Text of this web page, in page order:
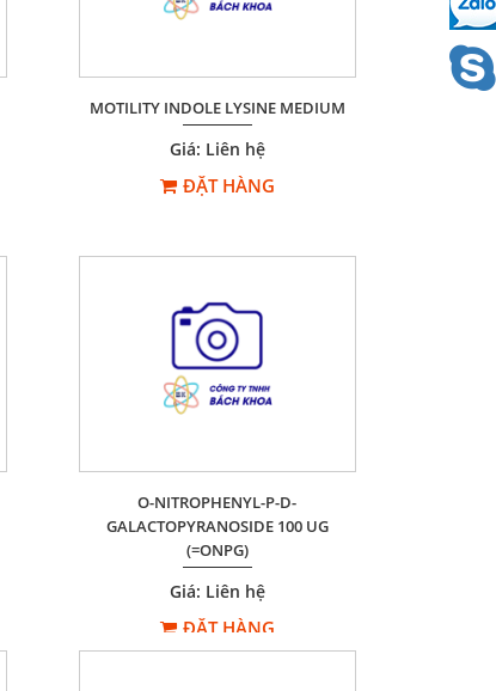
MOTILITY INDOLE LYSINE MEDIUM
Giá: Liên hệ
ĐẶT HÀNG
O-NITROPHENYL-P-D-
GALACTOPYRANOSIDE 100 UG
(=ONPG)
Giá: Liên hệ
ĐẶT HÀNG